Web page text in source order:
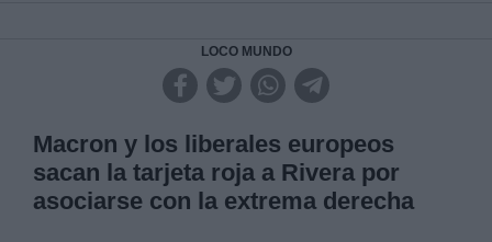
LOCO MUNDO
Macron y los liberales europeos
sacan la tarjeta roja a Rivera por
asociarse con la extrema derecha
Legitimación: